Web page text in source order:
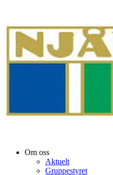
Om oss
Aktuelt
Gruppestyret